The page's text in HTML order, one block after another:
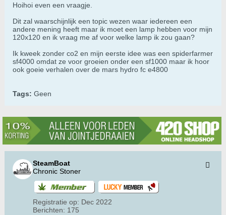
Hoihoi even een vraagje.
Dit zal waarschijnlijk een topic wezen waar iedereen een
andere mening heeft maar ik moet een lamp hebben voor mijn
120x120 en ik vraag me af voor welke lamp ik zou gaan?
Ik kweek zonder co2 en mijn eerste idee was een spiderfarmer
sf4000 omdat ze voor groeien onder een sf1000 maar ik hoor
ook goeie verhalen over de mars hydro fc e4800
Tags: Geen
SteamBoat
Chronic Stoner
Registratie op: Dec 2022
Berichten: 175